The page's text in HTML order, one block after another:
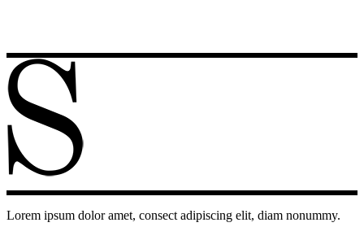
Lorem ipsum dolor amet, consect adipiscing elit, diam nonummy.